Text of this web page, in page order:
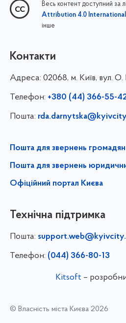
Весь контент доступний за
Attribution 4.0
інше
Контакти
Адреса: 02068, м. Київ, вул. О.
Телефон: +380 (44) 366-55-
Пошта:
Пошта для звернень громадян
Пошта для звернень
Офіційний портал Києва
Технічна підтримка
Пошта:
Телефон: (044) 366-80-13
Kitsoft –
© Власність міста Києва 2026